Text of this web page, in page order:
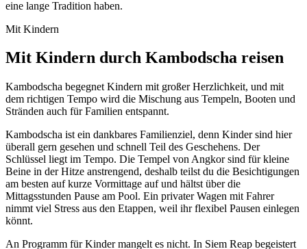
eine lange Tradition haben.
Mit Kindern
Mit Kindern durch Kambodscha reisen
Kambodscha begegnet Kindern mit großer Herzlichkeit, und mit
dem richtigen Tempo wird die Mischung aus Tempeln, Booten und
Stränden auch für Familien entspannt.
Kambodscha ist ein dankbares Familienziel, denn Kinder sind hier
überall gern gesehen und schnell Teil des Geschehens. Der
Schlüssel liegt im Tempo. Die Tempel von Angkor sind für kleine
Beine in der Hitze anstrengend, deshalb teilst du die Besichtigungen
am besten auf kurze Vormittage auf und hältst über die
Mittagsstunden Pause am Pool. Ein privater Wagen mit Fahrer
nimmt viel Stress aus den Etappen, weil ihr flexibel Pausen einlegen
könnt.
An Programm für Kinder mangelt es nicht. In Siem Reap begeistert